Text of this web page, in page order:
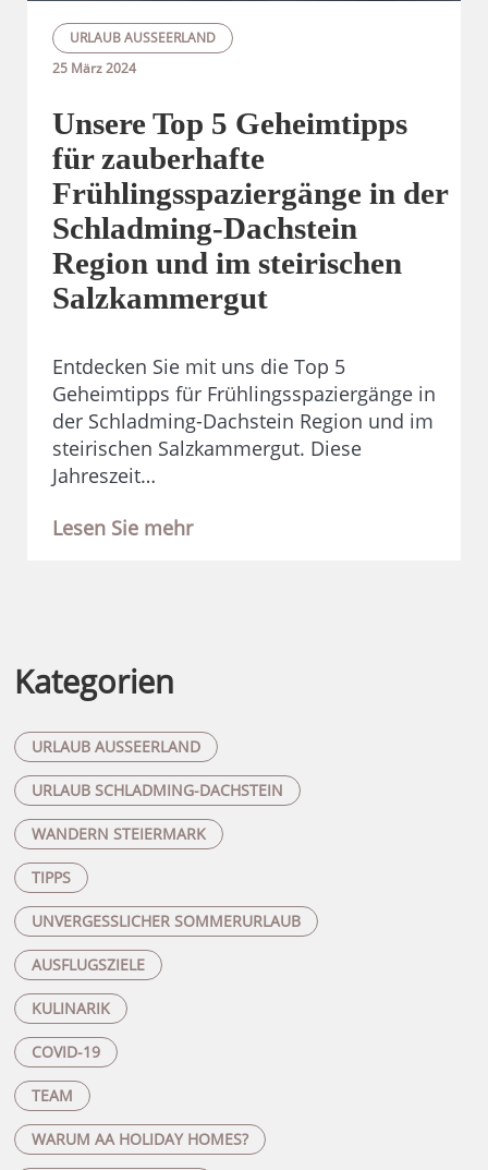
URLAUB AUSSEERLAND
25 März 2024
Unsere Top 5 Geheimtipps
für zauberhafte
Frühlingsspaziergänge in der
Schladming-Dachstein
Region und im steirischen
Salzkammergut
Entdecken Sie mit uns die Top 5
Geheimtipps für Frühlingsspaziergänge in
der Schladming-Dachstein Region und im
steirischen Salzkammergut. Diese
Jahreszeit…
Lesen Sie mehr
Kategorien
URLAUB AUSSEERLAND
URLAUB SCHLADMING-DACHSTEIN
WANDERN STEIERMARK
TIPPS
UNVERGESSLICHER SOMMERURLAUB
AUSFLUGSZIELE
KULINARIK
COVID-19
TEAM
WARUM AA HOLIDAY HOMES?